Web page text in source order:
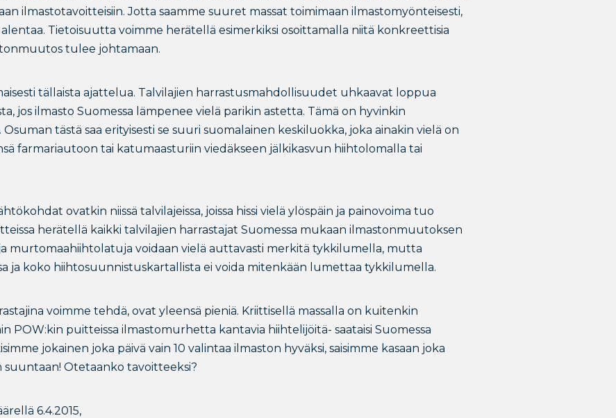
ilmastotavoitteisiin. Jotta saamme suuret massat toimimaan ilmastomyönteisesti,
Tietoisuutta voimme herätellä esimerkiksi osoittamalla niitä konkreettisia
tulee johtamaan.
tällaista ajattelua. Talvilajien harrastusmahdollisuudet uhkaavat loppua
jos ilmasto Suomessa lämpenee vielä parikin astetta. Tämä on hyvinkin
tästä saa erityisesti se suuri suomalainen keskiluokka, joka ainakin vielä on
farmariautoon tai katumaasturiin viedäkseen jälkikasvun hiihtolomalla tai
ovatkin niissä talvilajeissa, joissa hissi vielä ylöspäin ja painovoima tuo
herätellä kaikki talvilajien harrastajat Suomessa mukaan ilmastonmuutoksen
murtomaahiihtolatuja voidaan vielä auttavasti merkitä tykkilumella, mutta
ja koko hiihtosuunnistuskartallista ei voida mitenkään lumettaa tykkilumella.
voimme tehdä, ovat yleensä pieniä. Kriittisellä massalla on kuitenkin
POW:kin puitteissa ilmastomurhetta kantavia hiihtelijöitä- saataisi Suomessa
jokainen joka päivä vain 10 valintaa ilmaston hyväksi, saisimme kasaan joka
suuntaan! Otetaanko tavoitteeksi?
6.4.2015,